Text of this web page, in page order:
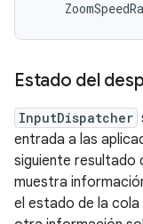
Estado del
InputDispatcher
entrada a las
siguiente resultado
muestra
el estado de la cola